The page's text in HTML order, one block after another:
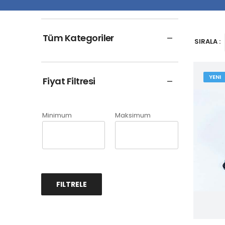
Tüm Kategoriler
Fiyat Filtresi
Minimum Maksimum
FILTRELE
SIRALA :
YENI